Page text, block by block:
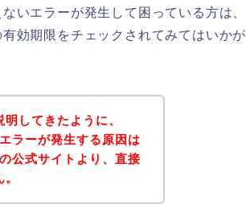
いエラーが発生して困っている方は、
効期限をチェックされてみてはいかが
してきたように、
ラーが発生する原因は
公式サイトより、直接